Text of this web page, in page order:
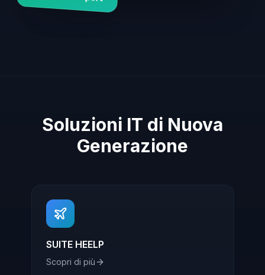
Soluzioni IT di Nuova
Generazione
SUITE HEELP
Scopri di più